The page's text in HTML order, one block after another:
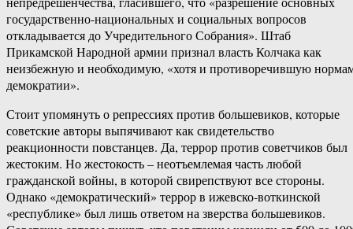
государственно-национальных и социальных вопросов
откладывается до Учредительного Собрания». Штаб
Прикамской Народной армии признал власть Колчака как
неизбежную и необходимую, «хотя и противоречившую
демократии».
Стоит упомянуть о репрессиях против большевиков, которые
советские авторы выпячивают как свидетельство
реакционности повстанцев. Да, террор против советчиков был
жестоким. Но жестокость – неотъемлемая часть любой
гражданской войны, в которой свирепствуют все стороны.
Однако «демократический» террор в ижевско-воткинской
«республике» был лишь ответом на зверства большевиков.